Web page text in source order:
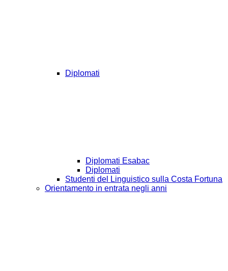
Diplomati
Diplomati Esabac
Diplomati
Studenti del Linguistico sulla Costa Fortuna
Orientamento in entrata negli anni